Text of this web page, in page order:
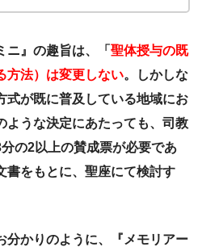
ニ』の趣旨は、「 聖体授与の既
方法）は変更しない。しかしな
式が既に普及している地域にお
ような決定にあたっても、司教
の2以上の賛成票が必要であ
書をもとに、聖座にて検討す
分かりのように、『メモリアー